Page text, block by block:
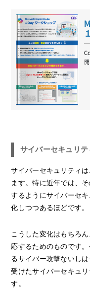
サイバーセキュリ
サイバーセキュリティ
ます。特に近年では、
するようにサイバーセ
化しつつあるほどです。
こうした変化はもちろ
応するためのものです
るサイバー攻撃ないし
受けたサイバーセキュ
す。